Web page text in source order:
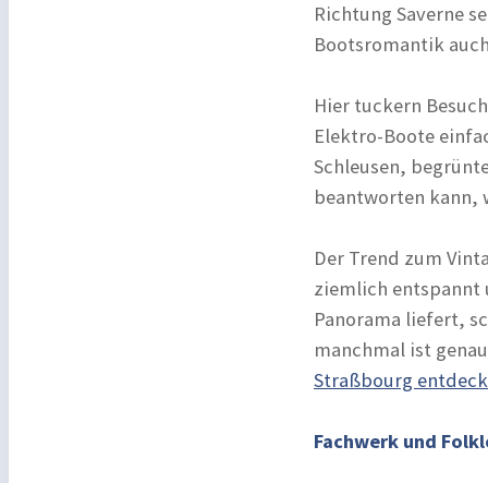
Richtung Saverne
Bootsromantik
Hier tuckern
Elektro-Boote
Schleusen,
beantworten kann,
Der Trend zum
ziemlich entspannt
Panorama liefert,
manchmal ist
Straßbourg
Fachwerk und